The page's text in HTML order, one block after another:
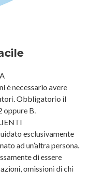
è necessario avere
Obbligatorio il
oppure B.
esclusivamente
ad un’altra persona.
di essere
omissioni di chi